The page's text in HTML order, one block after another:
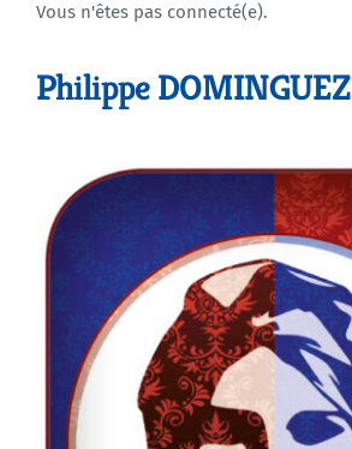
Agenda
Vous n'êtes pas connecté(e).
Philippe DOMINGUEZ